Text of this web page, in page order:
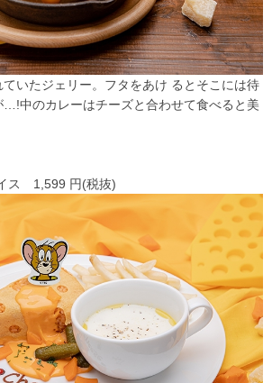
いたジェリー。フタをあけ るとそこには待
…!中のカレーはチーズと合わせて食べると美
ス 1,599 円(税抜)